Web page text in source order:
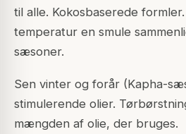
til alle. Kokosbaserede
temperatur en smule
sæsoner.
Sen vinter og forår (Kapha-
stimulerende olier.
mængden af olie, der bruges.